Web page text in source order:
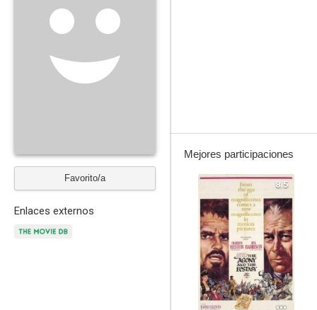
Favorito/a
Enlaces externos
Mejores participaciones
8.5